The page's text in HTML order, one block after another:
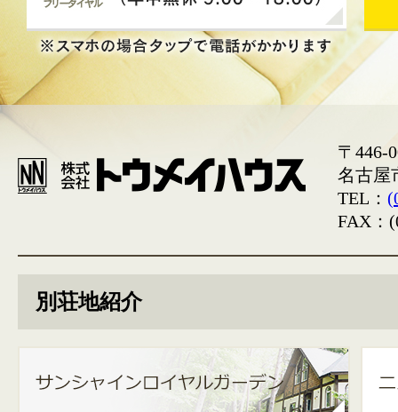
〒446-
名古屋
TEL：
FAX：
別荘地紹介